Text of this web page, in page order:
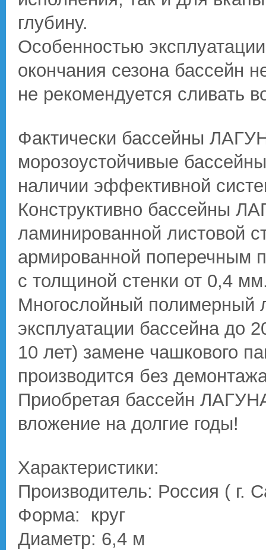
глубину.
Особенностью
окончания сезона бассейн
не рекомендуется сливать
Фактически бассейны
морозоустойчивые
наличии эффективной
Конструктивно бассейны
ламинированной листовой
армированной поперечным
с толщиной стенки от 0,4
Многослойный полимерный
эксплуатации бассейна до
10 лет) замене чашкового
производится без
Приобретая бассейн
вложение на долгие годы!
Характеристики:
Производитель: Россия ( г.
Форма: круг
Диаметр: 6,4 м